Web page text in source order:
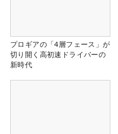
プロギアの「4層フェース」が
切り開く高初速ドライバーの
新時代